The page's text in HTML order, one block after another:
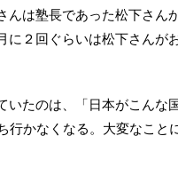
んは塾長であった松下さん
２回ぐらいは松下さんが
たのは、「日本がこんな
かなくなる。大変なこと